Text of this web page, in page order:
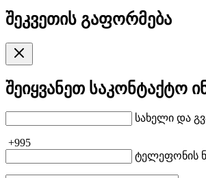
შეკვეთის გაფორმება
შეიყვანეთ საკონტაქტო
სახელი და
+995
ტელეფონის